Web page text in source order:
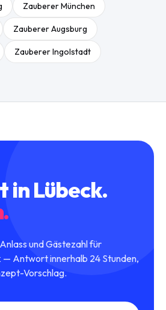
ZaubererMünchen
ZaubererAugsburg
ZaubererIngolstadt
inLübeck.
und Gästezahl für
— Antwort innerhalb 24 Stunden,
Vorschlag.